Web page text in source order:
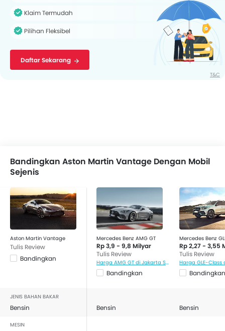
Klaim Termudah
Pilihan Fleksibel
Daftar Sekarang
T&C
Bandingkan Aston Martin Vantage Dengan Mobil
Sejenis
Aston Martin Vantage
Tulis Review
Bandingkan
Mercedes Benz AMG GT
Rp 3,9 - 9,8 Milyar
Tulis Review
Harga AMG GT di Jakarta Selatan
Bandingkan
Mercedes Benz
Rp 2,27 - 3,55
Tulis Review
Bandingkan
JENIS BAHAN BAKAR
Bensin Bensin Bensin
MESIN